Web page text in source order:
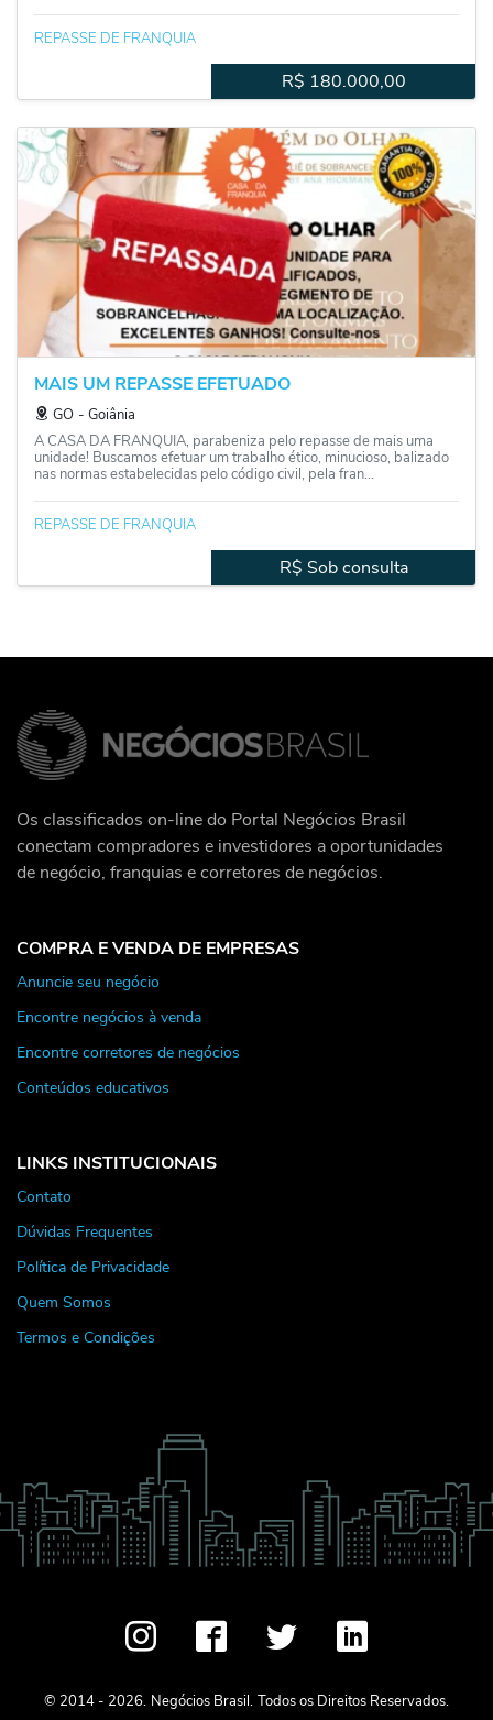
REPASSE DE FRANQUIA
R$ 180.000,00
MAIS UM REPASSE EFETUADO
GO ‐ Goiânia
A CASA DA FRANQUIA, parabeniza pelo repasse de mais uma
unidade! Buscamos efetuar um trabalho ético, minucioso, balizado
nas normas estabelecidas pelo código civil, pela fran...
REPASSE DE FRANQUIA
R$ Sob consulta
Os classificados on-line do Portal Negócios Brasil
conectam compradores e investidores a oportunidades
de negócio, franquias e corretores de negócios.
COMPRA E VENDA DE EMPRESAS
Anuncie seu negócio
Encontre negócios à venda
Encontre corretores de negócios
Conteúdos educativos
LINKS INSTITUCIONAIS
Contato
Dúvidas Frequentes
Política de Privacidade
Quem Somos
Termos e Condições
© 2014 - 2026. Negócios Brasil. Todos os Direitos Reservados.